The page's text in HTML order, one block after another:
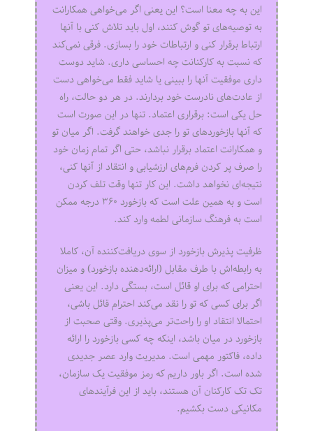
این به چه معنا است؟ این یعنی اگر می‌خواهی همکارانت
به توصیه‌های تو گوش کنند، اول باید تلاش کنی با آنها
ارتباط برقرار کنی و ارتباطات خود را بسازی. فرقی نمی‌کند
که نسبت به کارکنانت چه احساسی داری. شاید دوست
داری موفقیت آنها را ببینی یا شاید فقط می‌خواهی دست
از عادت‌های نادرست خود بردارند. در هر دو حالت، راه
حل یکی است: برقراری اعتماد. تنها در این صورت است
که آنها بازخوردهای تو را جدی خواهند گرفت. اگر میان تو
و همکارانت اعتماد برقرار نباشد، حتی اگر تمام زمان خود
را صرف پر کردن فرم‌های ارزشیابی و انتقاد از آنها کنی،
نتیجه‌ای نخواهد داشت. این کار تنها وقت تلف کردن
است و به همین علت است که بازخورد ۳۶۰ درجه ممکن
است به فرهنگ سازمانی لطمه وارد کند.
ظرفیت پذیرش بازخورد از سوی دریافت‌کننده آن، کاملا
به رابطه‌اش با طرف مقابل (ارائه‌دهنده بازخورد) و میزان
احترامی که برای او قائل است، بستگی دارد. این یعنی
اگر برای کسی که تو را نقد می‌کند احترام قائل باشی،
احتمالا انتقاد او را راحت‌تر می‌پذیری. وقتی صحبت از
بازخورد در میان باشد، اینکه چه کسی بازخورد را ارائه
داده، فاکتور مهمی است. مدیریت وارد عصر جدیدی
شده است. اگر باور داریم که رمز موفقیت یک سازمان،
تک تک کارکنان آن هستند، باید از این فرآیندهای
مکانیکی دست بکشیم.